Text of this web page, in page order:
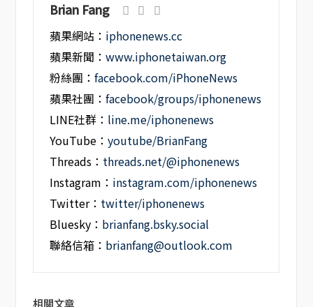
Brian Fang
蘋果網站： iphonenews.cc
蘋果新聞：www.iphonetaiwan.org
粉絲團：facebook.com/iPhoneNews
蘋果社團：facebook/groups/iphonenews
LINE社群： line.me/iphonenews
YouTube：youtube/BrianFang
Threads： threads.net/@iphonenews
Instagram： instagram.com/iphonenews
Twitter： twitter/iphonenews
Bluesky： brianfang.bsky.social
聯絡信箱： brianfang@outlook.com
相關文章